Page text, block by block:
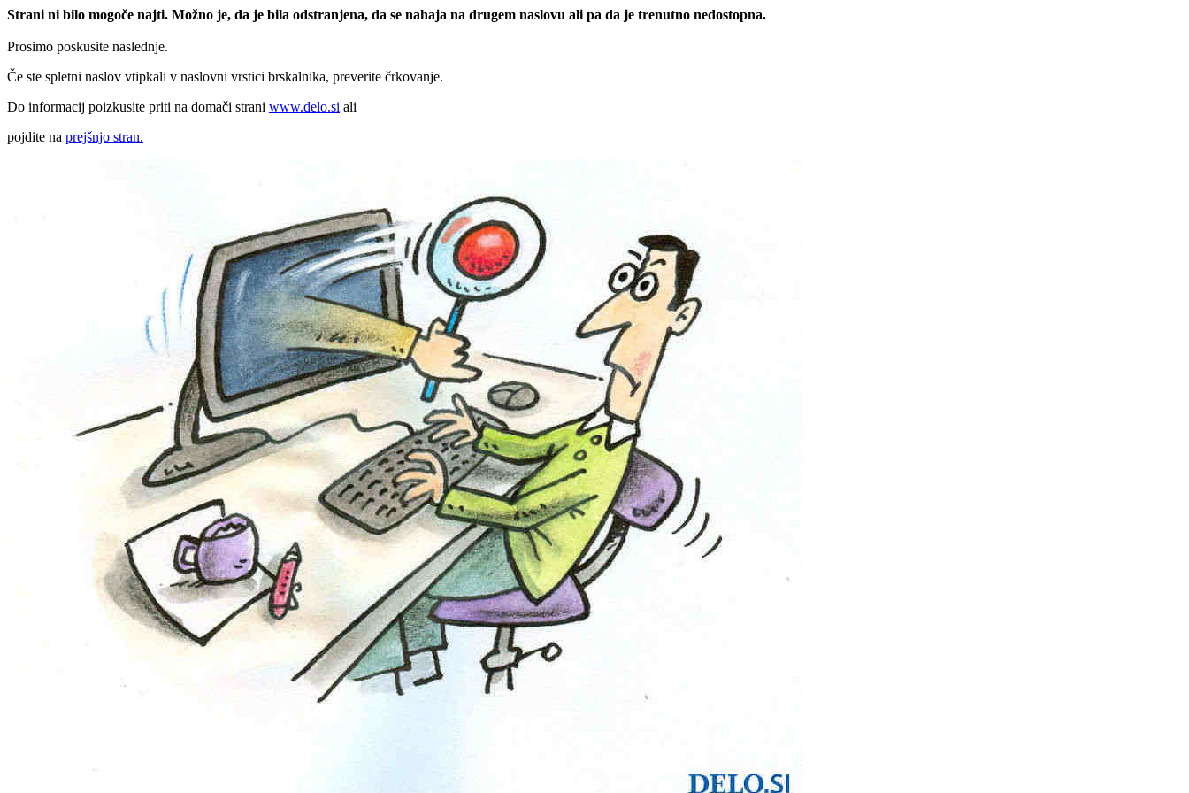
Strani ni bilo mogoče najti. Možno je, da je bila odstranjena, da se nahaja na drugem naslovu ali pa da je trenutno nedostopna.
Prosimo poskusite naslednje.
Če ste spletni naslov vtipkali v naslovni vrstici brskalnika, preverite črkovanje.
Do informacij poizkusite priti na domači strani www.delo.si ali
pojdite na prejšnjo stran.